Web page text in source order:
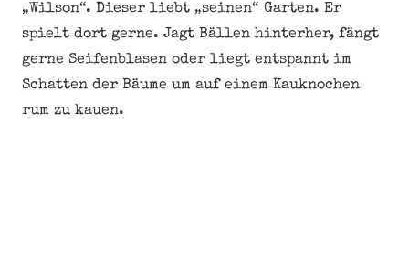
„Wilson“. Dieser liebt „seinen“ Garten. Er
spielt dort gerne. Jagt Bällen hinterher, fängt
gerne Seifenblasen oder liegt entspannt im
Schatten der Bäume um auf einem Kauknochen
rum zu kauen.